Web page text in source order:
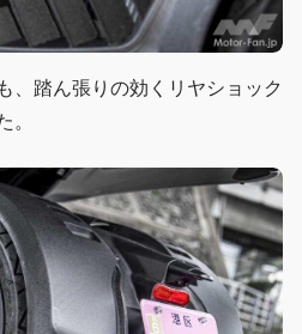
、踏ん張りの効くリヤショック
。